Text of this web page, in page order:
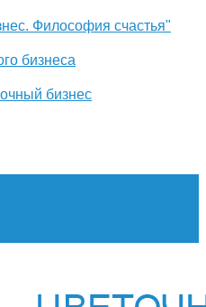
Философия счастья"
бизнеса
бизнес